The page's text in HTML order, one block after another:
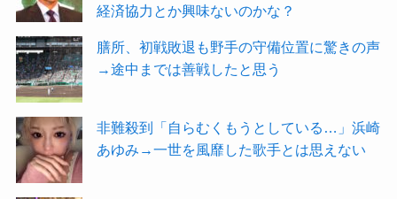
経済協力とか興味ないのかな？
膳所、初戦敗退も野手の守備位置に驚きの声
→途中までは善戦したと思う
非難殺到「自らむくもうとしている…」浜崎
あゆみ→一世を風靡した歌手とは思えない